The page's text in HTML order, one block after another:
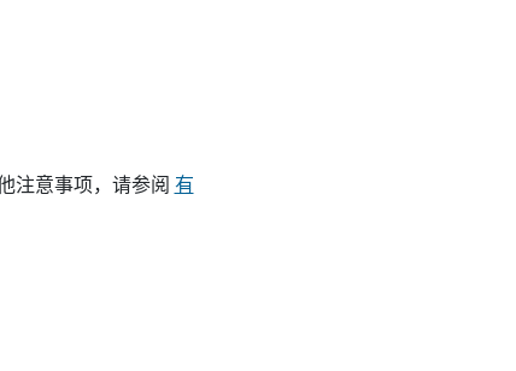
注意事项，请参阅 有